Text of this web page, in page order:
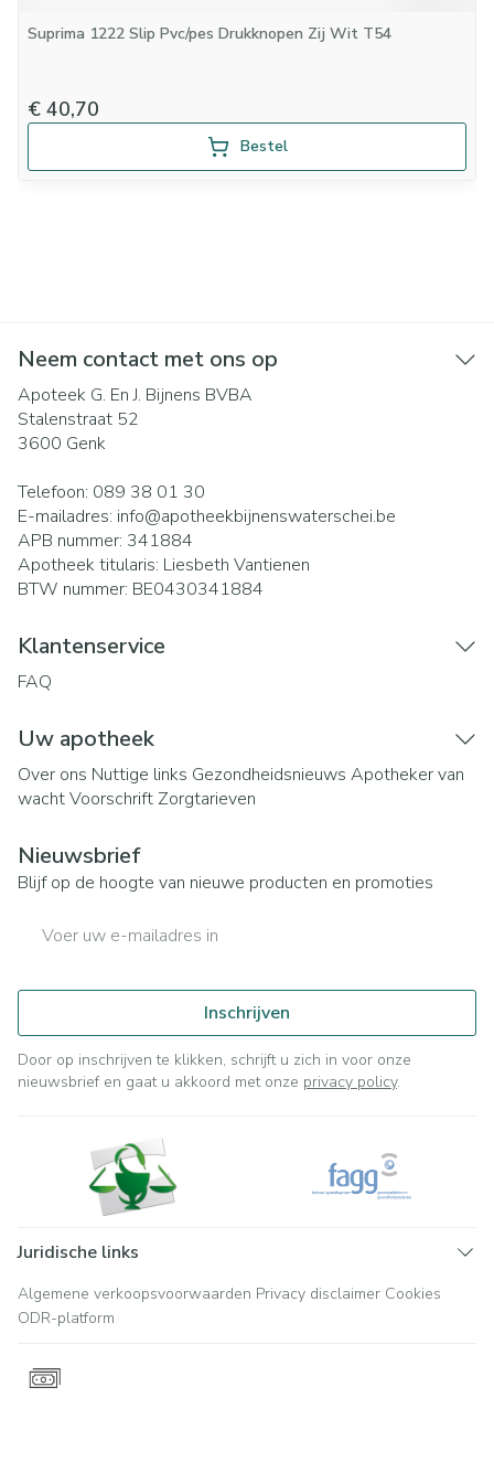
Suprima 1222 Slip Pvc/pes Drukknopen Zij Wit T54
€ 40,70
Bestel
Neem contact met ons op
Apoteek G. En J. Bijnens BVBA
Stalenstraat 52
3600 Genk
Telefoon: 089 38 01 30
E-mailadres: info@apotheekbijnenswaterschei.be
APB nummer: 341884
Apotheek titularis: Liesbeth Vantienen
BTW nummer: BE0430341884
Klantenservice
FAQ
Uw apotheek
Over ons Nuttige links Gezondheidsnieuws Apotheker van
wachtVoorschrift Zorgtarieven
Nieuwsbrief
Blijf op de hoogte van nieuwe producten en promoties
Inschrijven
Door op inschrijven te klikken, schrijft u zich in voor onze
nieuwsbrief en gaat u akkoord met onze privacy policy.
Juridische links
Algemene verkoopsvoorwaarden Privacy disclaimer Cookies
ODR-platform